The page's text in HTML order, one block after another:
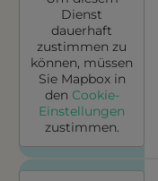
Dienst
dauerhaft
zustimmen zu
können, müssen
Sie Mapboxin
den Cookie-
Einstellungen
zustimmen.